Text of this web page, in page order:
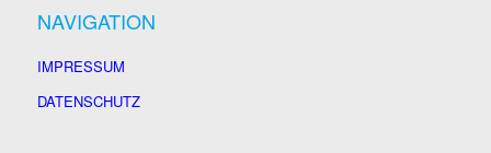
NAVIGATION
IMPRESSUM
DATENSCHUTZ